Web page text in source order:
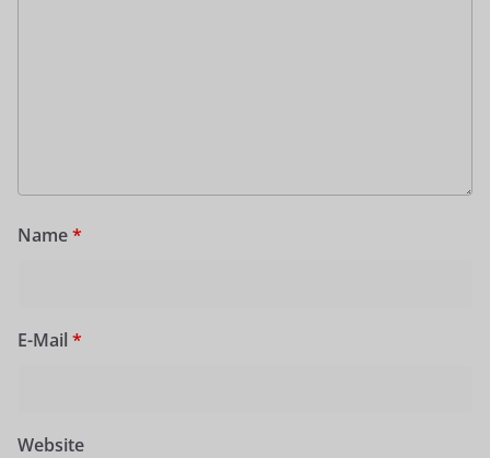
Name*
E-Mail *
Website